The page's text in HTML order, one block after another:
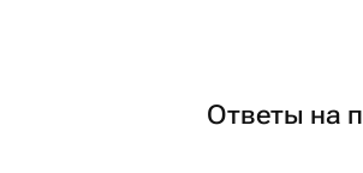
Ответы на